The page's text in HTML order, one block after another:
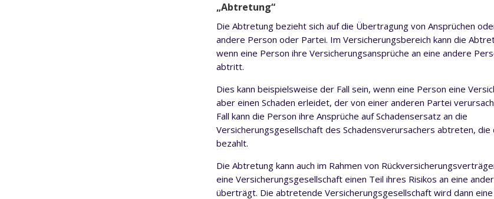
„Abtretung“
Die Abtretung bezieht sich auf die Übertragung von Ansprüchen
andere Person oder Partei. Im Versicherungsbereich kann die
wenn eine Person ihre Versicherungsansprüche an eine andere
abtritt.
Dies kann beispielsweise der Fall sein, wenn eine Person eine
aber einen Schaden erleidet, der von einer anderen Partei
Fall kann die Person ihre Ansprüche auf Schadensersatz an die
Versicherungsgesellschaft des Schadensverursachers abtreten, die
bezahlt.
Die Abtretung kann auch im Rahmen von
eine Versicherungsgesellschaft einen Teil ihres Risikos an eine
überträgt. Die abtretende Versicherungsgesellschaft wird dann eine